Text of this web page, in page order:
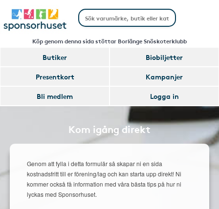
Köp genom denna sida stöttar Borlänge Snöskoterklubb
Butiker
Biobiljetter
Presentkort
Kampanjer
Bli medlem
Logga in
Kom igång direkt
Genom att fylla i detta formulär så skapar ni en sida
kostnadsfritt till er förening/lag och kan starta upp direkt! Ni
kommer också få information med våra bästa tips på hur ni
lyckas med Sponsorhuset.